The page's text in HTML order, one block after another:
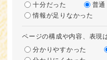
十分だった
普通
情報が足りなかった
ページの構成や内容、表現
分かりやすかった